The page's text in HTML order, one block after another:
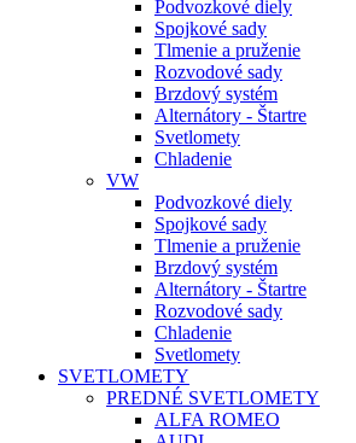
Podvozkové diely
Spojkové sady
Tlmenie a pruženie
Rozvodové sady
Brzdový systém
Alternátory - Štartre
Svetlomety
Chladenie
VW
Podvozkové diely
Spojkové sady
Tlmenie a pruženie
Brzdový systém
Alternátory - Štartre
Rozvodové sady
Chladenie
Svetlomety
SVETLOMETY
PREDNÉ SVETLOMETY
ALFA ROMEO